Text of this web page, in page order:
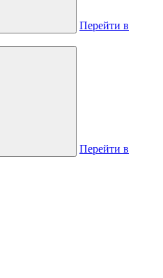
Перейти в
Перейти в